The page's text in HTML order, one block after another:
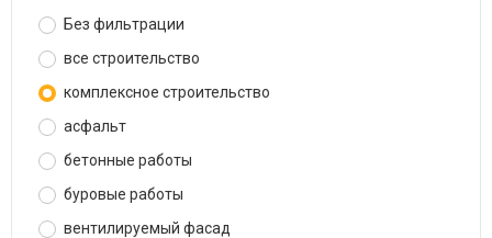
Без фильтрации
все строительство
комплексное строительство
асфальт
бетонные работы
буровые работы
вентилируемый фасад